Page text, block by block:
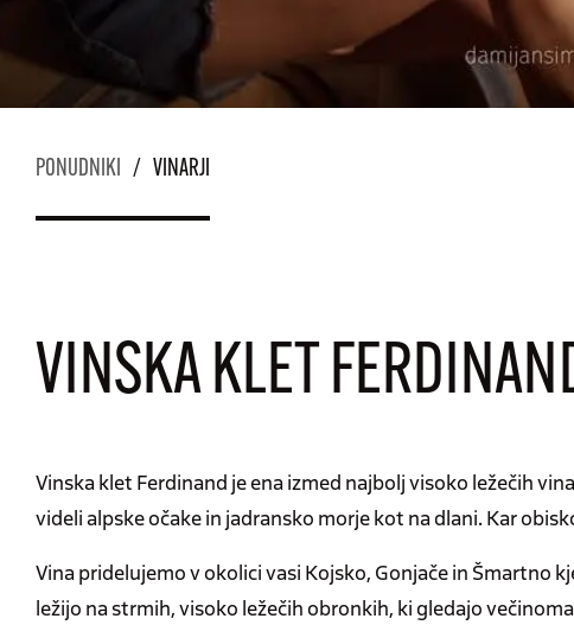
PONUDNIKI / VINARJI
VINSKA KLET
Vinska klet Ferdinand je ena izmed najbolj visoko ležečih
videli alpske očake in jadransko morje kot na dlani. Kar
Vina pridelujemo v okolici vasi Kojsko, Gonjače in Šmartno
ležijo na strmih, visoko ležečih obronkih, ki gledajo